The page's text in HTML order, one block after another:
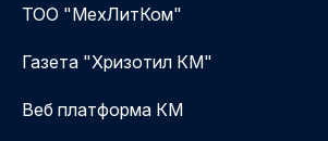
ТОО "МехЛитКом"
Газета "Хризотил КМ"
Веб платформа КМ